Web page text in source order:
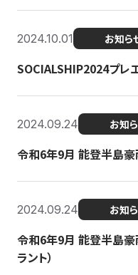
2024.10.01 お知ら
SOCIALSHIP2024プレ
2024.09.24 お知
令和6年9月 能登半島
2024.09.24 お知
令和6年9月 能登半島豪
ラント）